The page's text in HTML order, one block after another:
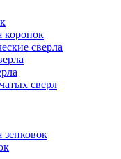
коронок
сверла
сверл
зенковок